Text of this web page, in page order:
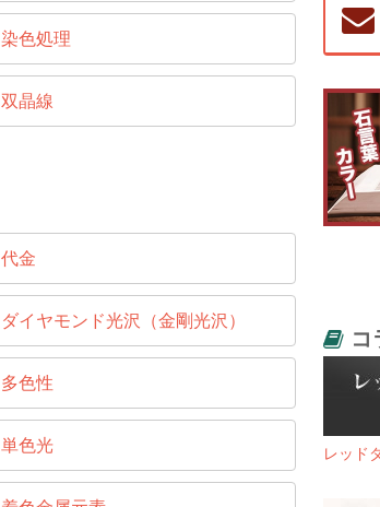
染色処理
双晶線
代金
ダイヤモンド光沢（金剛光沢）
多色性
単色光
コ
レッド